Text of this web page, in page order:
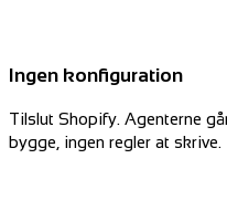
Ingen konfiguration
Tilslut Shopify. Agenterne
bygge, ingen regler at skrive.